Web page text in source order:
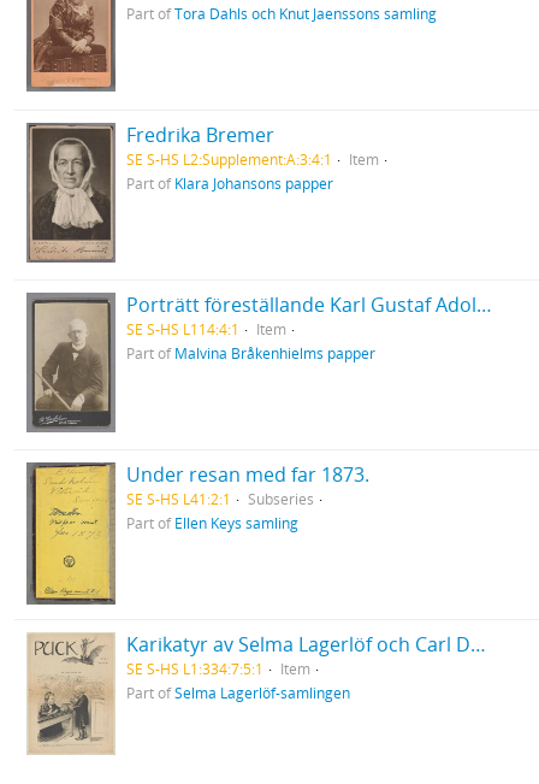
Part ofTora Dahls och Knut Jaenssons samling
Fredrika Bremer
SE S-HS L2:Supplement:A:3:4:1
Item
Part ofKlara Johansons papper
Porträtt föreställande Karl Gustaf Adolf Brand
SE S-HS L114:4:1
Item
Part ofMalvina Bråkenhielms papper
Under resan med far 1873.
SE S-HS L41:2:1
Subseries
Part ofEllen Keys samling
Karikatyr av Selma Lagerlöf och Carl David af Wirsén
SE S-HS L1:334:7:5:1
Item
Part ofSelma Lagerlöf-samlingen